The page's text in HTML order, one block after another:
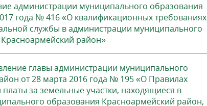
администрации муниципального образования
года № 416 «О квалификационных требованиях
службы в администрации муниципального
район»
главы администрации муниципального
от 28 марта 2016 года № 195 «О Правилах
за земельные участки, находящиеся в
образования Красноармейский район,